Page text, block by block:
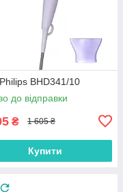
BHD341/10
до відправки
₴ 1 605 ₴
Купити